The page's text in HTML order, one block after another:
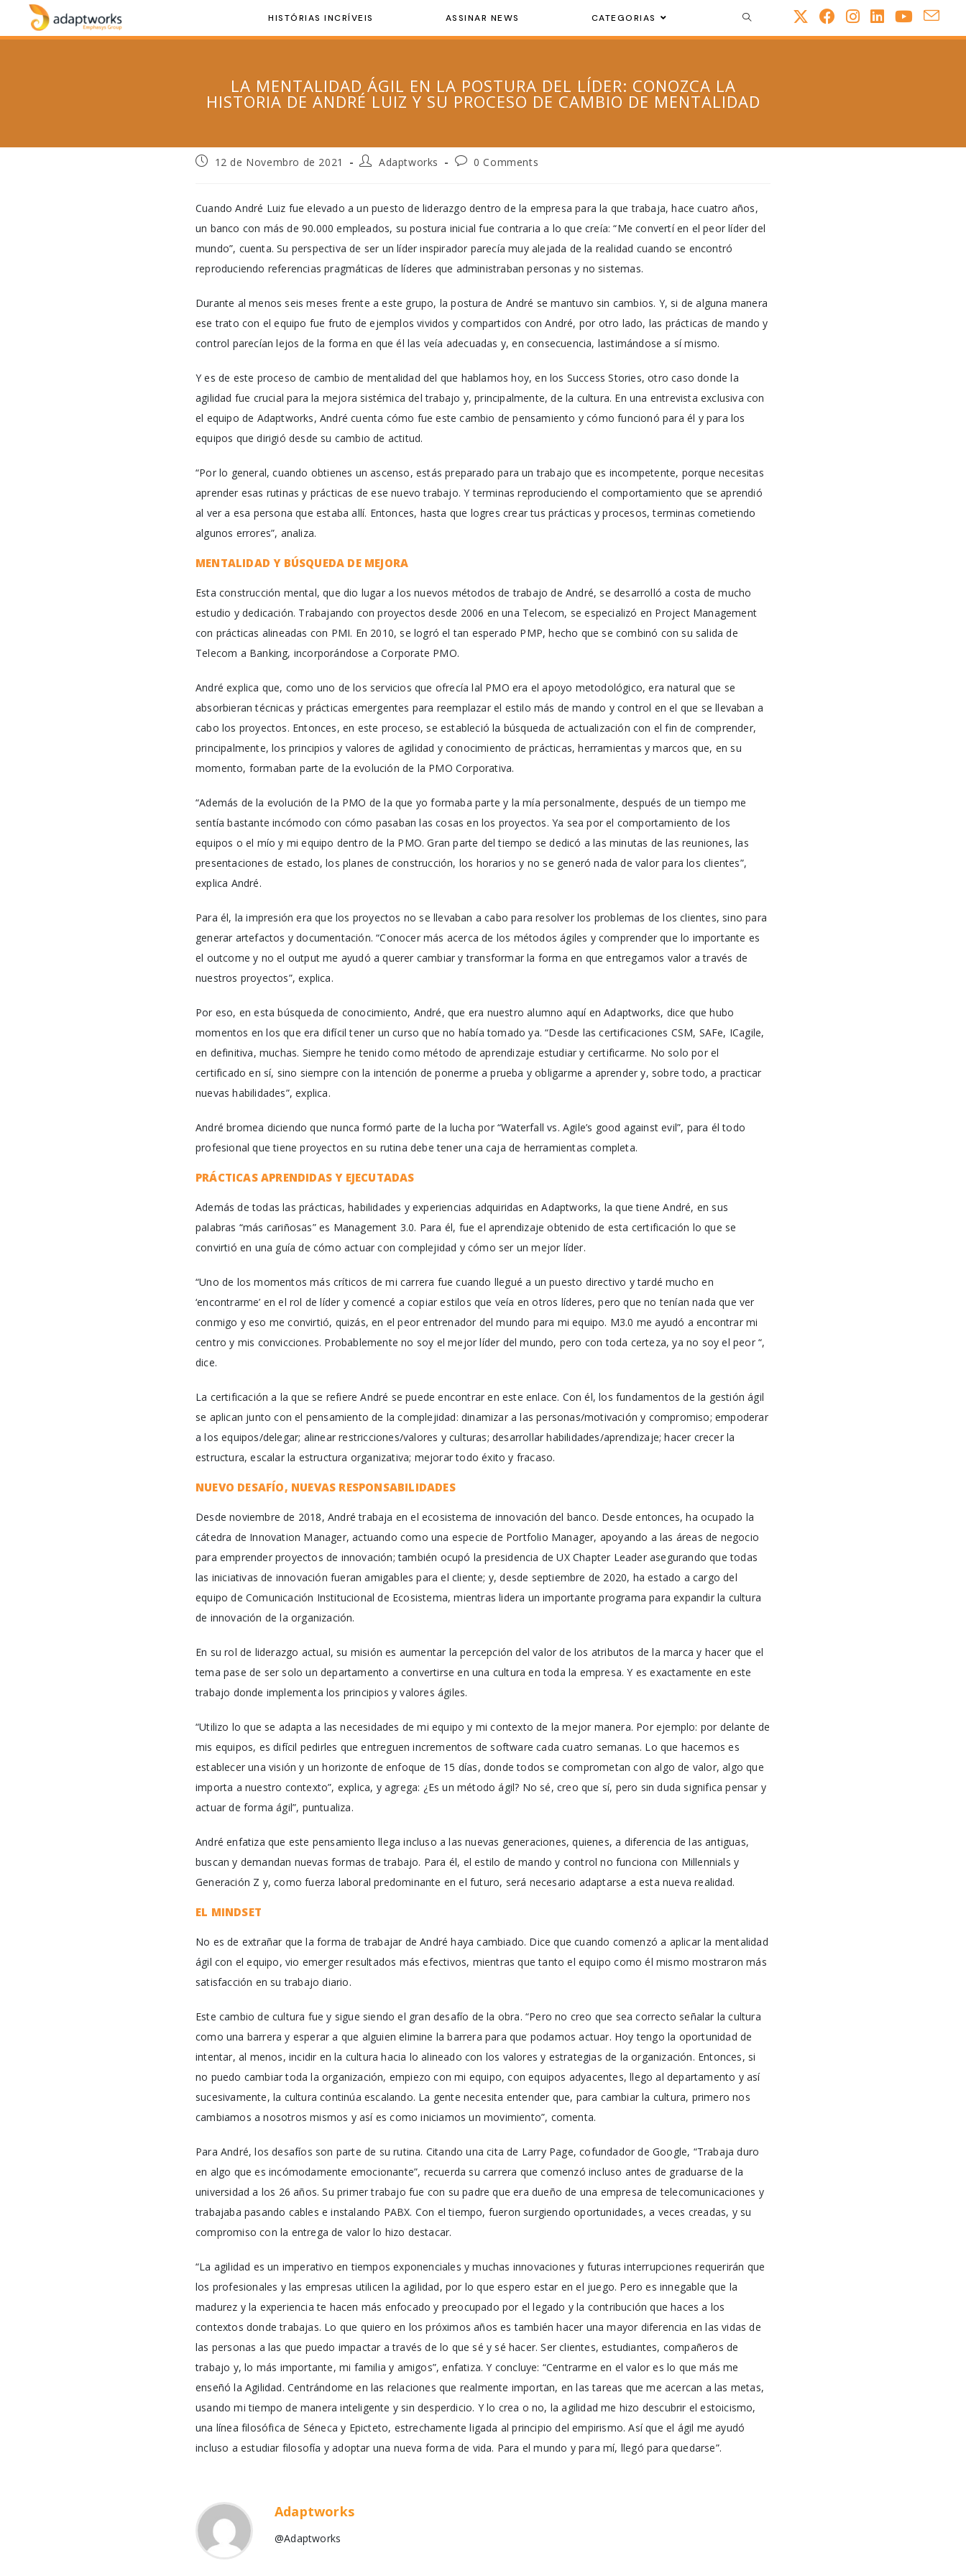
HISTÓRIAS INCRÍVEIS ASSINAR NEWS CATEGORIAS
LA MENTALIDAD ÁGIL EN LA POSTURA DEL LÍDER: CONOZCA LA
HISTORIA DE ANDRÉ LUIZ Y SU PROCESO DE CAMBIO DE MENTALIDAD
12 de Novembro de 2021 Adaptworks 0 Comments
Cuando André Luiz fue elevado a un puesto de liderazgo dentro de la empresa para la que trabaja, hace cuatro años,
un banco con más de 90.000 empleados, su postura inicial fue contraria a lo que creía: “Me convertí en el peor líder del
mundo”, cuenta. Su perspectiva de ser un líder inspirador parecía muy alejada de la realidad cuando se encontró
reproduciendo referencias pragmáticas de líderes que administraban personas y no sistemas.
Durante al menos seis meses frente a este grupo, la postura de André se mantuvo sin cambios. Y, si de alguna manera
ese trato con el equipo fue fruto de ejemplos vividos y compartidos con André, por otro lado, las prácticas de mando y
control parecían lejos de la forma en que él las veía adecuadas y, en consecuencia, lastimándose a sí mismo.
Y es de este proceso de cambio de mentalidad del que hablamos hoy, en los Success Stories, otro caso donde la
agilidad fue crucial para la mejora sistémica del trabajo y, principalmente, de la cultura. En una entrevista exclusiva con
el equipo de Adaptworks, André cuenta cómo fue este cambio de pensamiento y cómo funcionó para él y para los
equipos que dirigió desde su cambio de actitud.
“Por lo general, cuando obtienes un ascenso, estás preparado para un trabajo que es incompetente, porque necesitas
aprender esas rutinas y prácticas de ese nuevo trabajo. Y terminas reproduciendo el comportamiento que se aprendió
al ver a esa persona que estaba allí. Entonces, hasta que logres crear tus prácticas y procesos, terminas cometiendo
algunos errores”, analiza.
MENTALIDAD Y BÚSQUEDA DE MEJORA
Esta construcción mental, que dio lugar a los nuevos métodos de trabajo de André, se desarrolló a costa de mucho
estudio y dedicación. Trabajando con proyectos desde 2006 en una Telecom, se especializó en Project Management
con prácticas alineadas con PMI. En 2010, se logró el tan esperado PMP, hecho que se combinó con su salida de
Telecom a Banking, incorporándose a Corporate PMO.
André explica que, como uno de los servicios que ofrecía lal PMO era el apoyo metodológico, era natural que se
absorbieran técnicas y prácticas emergentes para reemplazar el estilo más de mando y control en el que se llevaban a
cabo los proyectos. Entonces, en este proceso, se estableció la búsqueda de actualización con el fin de comprender,
principalmente, los principios y valores de agilidad y conocimiento de prácticas, herramientas y marcos que, en su
momento, formaban parte de la evolución de la PMO Corporativa.
“Además de la evolución de la PMO de la que yo formaba parte y la mía personalmente, después de un tiempo me
sentía bastante incómodo con cómo pasaban las cosas en los proyectos. Ya sea por el comportamiento de los
equipos o el mío y mi equipo dentro de la PMO. Gran parte del tiempo se dedicó a las minutas de las reuniones, las
presentaciones de estado, los planes de construcción, los horarios y no se generó nada de valor para los clientes”,
explica André.
Para él, la impresión era que los proyectos no se llevaban a cabo para resolver los problemas de los clientes, sino para
generar artefactos y documentación. “Conocer más acerca de los métodos ágiles y comprender que lo importante es
el outcome y no el output me ayudó a querer cambiar y transformar la forma en que entregamos valor a través de
nuestros proyectos”, explica.
Por eso, en esta búsqueda de conocimiento, André, que era nuestro alumno aquí en Adaptworks, dice que hubo
momentos en los que era difícil tener un curso que no había tomado ya. “Desde las certificaciones CSM, SAFe, ICagile,
en definitiva, muchas. Siempre he tenido como método de aprendizaje estudiar y certificarme. No solo por el
certificado en sí, sino siempre con la intención de ponerme a prueba y obligarme a aprender y, sobre todo, a practicar
nuevas habilidades”, explica.
André bromea diciendo que nunca formó parte de la lucha por “Waterfall vs. Agile’s good against evil”, para él todo
profesional que tiene proyectos en su rutina debe tener una caja de herramientas completa.
PRÁCTICAS APRENDIDAS Y EJECUTADAS
Además de todas las prácticas, habilidades y experiencias adquiridas en Adaptworks, la que tiene André, en sus
palabras “más cariñosas” es Management 3.0. Para él, fue el aprendizaje obtenido de esta certificación lo que se
convirtió en una guía de cómo actuar con complejidad y cómo ser un mejor líder.
“Uno de los momentos más críticos de mi carrera fue cuando llegué a un puesto directivo y tardé mucho en
‘encontrarme’ en el rol de líder y comencé a copiar estilos que veía en otros líderes, pero que no tenían nada que ver
conmigo y eso me convirtió, quizás, en el peor entrenador del mundo para mi equipo. M3.0 me ayudó a encontrar mi
centro y mis convicciones. Probablemente no soy el mejor líder del mundo, pero con toda certeza, ya no soy el peor “,
dice.
La certificación a la que se refiere André se puede encontrar en este enlace. Con él, los fundamentos de la gestión ágil
se aplican junto con el pensamiento de la complejidad: dinamizar a las personas/motivación y compromiso; empoderar
a los equipos/delegar; alinear restricciones/valores y culturas; desarrollar habilidades/aprendizaje; hacer crecer la
estructura, escalar la estructura organizativa; mejorar todo éxito y fracaso.
NUEVO DESAFÍO, NUEVAS RESPONSABILIDADES
Desde noviembre de 2018, André trabaja en el ecosistema de innovación del banco. Desde entonces, ha ocupado la
cátedra de Innovation Manager, actuando como una especie de Portfolio Manager, apoyando a las áreas de negocio
para emprender proyectos de innovación; también ocupó la presidencia de UX Chapter Leader asegurando que todas
las iniciativas de innovación fueran amigables para el cliente; y, desde septiembre de 2020, ha estado a cargo del
equipo de Comunicación Institucional de Ecosistema, mientras lidera un importante programa para expandir la cultura
de innovación de la organización.
En su rol de liderazgo actual, su misión es aumentar la percepción del valor de los atributos de la marca y hacer que el
tema pase de ser solo un departamento a convertirse en una cultura en toda la empresa. Y es exactamente en este
trabajo donde implementa los principios y valores ágiles.
“Utilizo lo que se adapta a las necesidades de mi equipo y mi contexto de la mejor manera. Por ejemplo: por delante de
mis equipos, es difícil pedirles que entreguen incrementos de software cada cuatro semanas. Lo que hacemos es
establecer una visión y un horizonte de enfoque de 15 días, donde todos se comprometan con algo de valor, algo que
importa a nuestro contexto”, explica, y agrega: ¿Es un método ágil? No sé, creo que sí, pero sin duda significa pensar y
actuar de forma ágil”, puntualiza.
André enfatiza que este pensamiento llega incluso a las nuevas generaciones, quienes, a diferencia de las antiguas,
buscan y demandan nuevas formas de trabajo. Para él, el estilo de mando y control no funciona con Millennials y
Generación Z y, como fuerza laboral predominante en el futuro, será necesario adaptarse a esta nueva realidad.
EL MINDSET
No es de extrañar que la forma de trabajar de André haya cambiado. Dice que cuando comenzó a aplicar la mentalidad
ágil con el equipo, vio emerger resultados más efectivos, mientras que tanto el equipo como él mismo mostraron más
satisfacción en su trabajo diario.
Este cambio de cultura fue y sigue siendo el gran desafío de la obra. “Pero no creo que sea correcto señalar la cultura
como una barrera y esperar a que alguien elimine la barrera para que podamos actuar. Hoy tengo la oportunidad de
intentar, al menos, incidir en la cultura hacia lo alineado con los valores y estrategias de la organización. Entonces, si
no puedo cambiar toda la organización, empiezo con mi equipo, con equipos adyacentes, llego al departamento y así
sucesivamente, la cultura continúa escalando. La gente necesita entender que, para cambiar la cultura, primero nos
cambiamos a nosotros mismos y así es como iniciamos un movimiento”, comenta.
Para André, los desafíos son parte de su rutina. Citando una cita de Larry Page, cofundador de Google, “Trabaja duro
en algo que es incómodamente emocionante”, recuerda su carrera que comenzó incluso antes de graduarse de la
universidad a los 26 años. Su primer trabajo fue con su padre que era dueño de una empresa de telecomunicaciones y
trabajaba pasando cables e instalando PABX. Con el tiempo, fueron surgiendo oportunidades, a veces creadas, y su
compromiso con la entrega de valor lo hizo destacar.
“La agilidad es un imperativo en tiempos exponenciales y muchas innovaciones y futuras interrupciones requerirán que
los profesionales y las empresas utilicen la agilidad, por lo que espero estar en el juego. Pero es innegable que la
madurez y la experiencia te hacen más enfocado y preocupado por el legado y la contribución que haces a los
contextos donde trabajas. Lo que quiero en los próximos años es también hacer una mayor diferencia en las vidas de
las personas a las que puedo impactar a través de lo que sé y sé hacer. Ser clientes, estudiantes, compañeros de
trabajo y, lo más importante, mi familia y amigos”, enfatiza. Y concluye: “Centrarme en el valor es lo que más me
enseñó la Agilidad. Centrándome en las relaciones que realmente importan, en las tareas que me acercan a las metas,
usando mi tiempo de manera inteligente y sin desperdicio. Y lo crea o no, la agilidad me hizo descubrir el estoicismo,
una línea filosófica de Séneca y Epicteto, estrechamente ligada al principio del empirismo. Así que el ágil me ayudó
incluso a estudiar filosofía y adoptar una nueva forma de vida. Para el mundo y para mí, llegó para quedarse”.
Adaptworks
@Adaptworks